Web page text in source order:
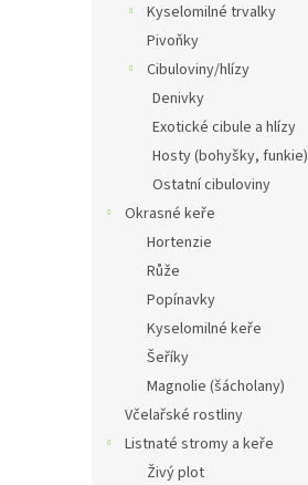
Kyselomilné trvalky
Pivoňky
Cibuloviny/hlízy
Denivky
Exotické cibule a hlízy
Hosty (bohyšky, funkie)
Ostatní cibuloviny
Okrasné keře
Hortenzie
Růže
Popínavky
Kyselomilné keře
Šeříky
Magnolie (šácholany)
Včelařské rostliny
Listnaté stromy a keře
Živý plot